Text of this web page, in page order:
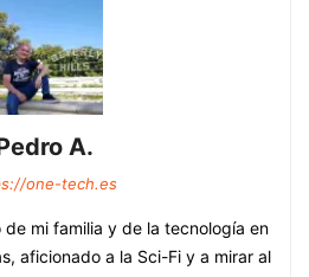
A.
one-tech.es
mi familia y de la tecnología en
aficionado a la Sci-Fi y a mirar al